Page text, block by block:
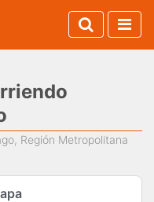
Región Metropolitana